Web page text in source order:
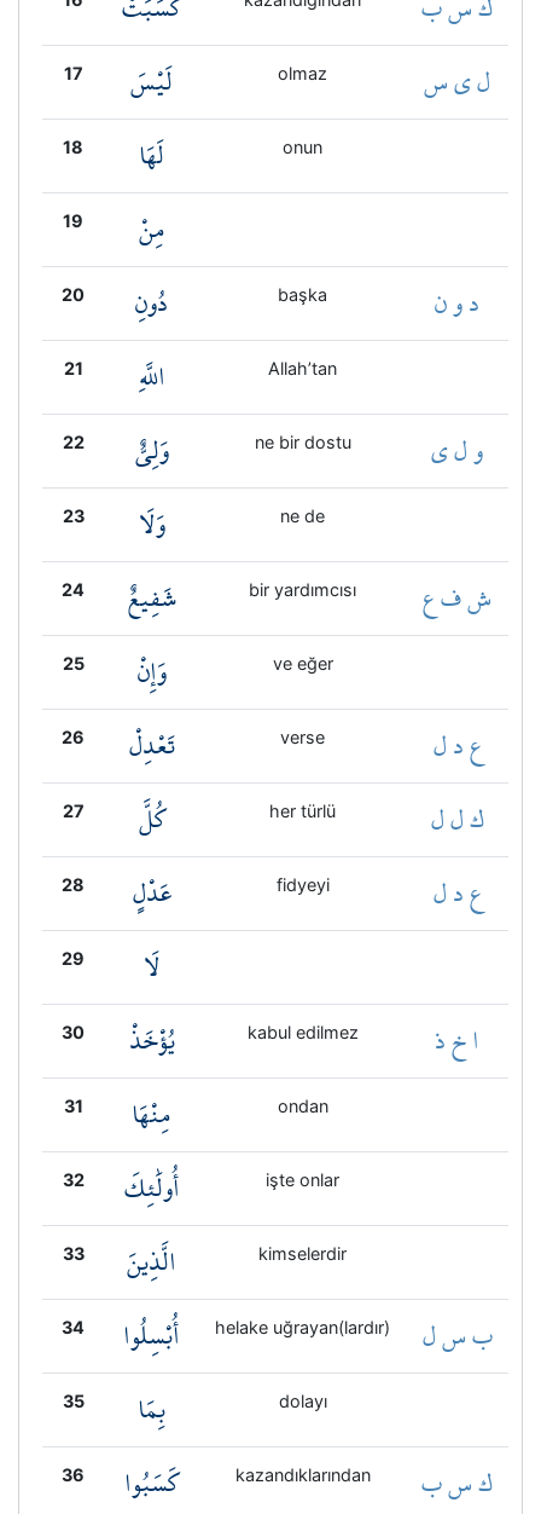
17 لَيْسَ olmaz ل ي س
18 لَهَا onun
19 مِنْ
20 دُونِ başka د و ن
21 اللَّهِ Allah’tan
22 وَلِيٌّ ne bir dostu و ل ي
23 وَلَا ne de
24 شَفِيعٌ bir yardımcısı ش ف ع
25 وَإِنْ ve eğer
26 تَعْدِلْ verse ع د ل
27 كُلَّ her türlü ك ل ل
28 عَدْلٍ fidyeyi ع د ل
29 لَا
30 يُؤْخَذْ kabul edilmez ا خ ذ
31 مِنْهَا ondan
32 أُولَٰئِكَ işte onlar
33 الَّذِينَ kimselerdir
34 أُبْسِلُوا helake uğrayan(lardır) ب س ل
35 بِمَا dolayı
36 كَسَبُوا kazandıklarından ك س ب